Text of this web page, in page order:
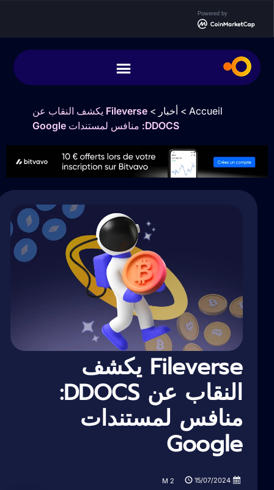
Powered by
Accueil
> أخبار>
Fileverse يكشف النقاب عن
DDOCS: منافس لمستندات Google
Fileverse يكشف
النقاب عن DDOCS:
منافس لمستندات
Google
15/07/2024
M